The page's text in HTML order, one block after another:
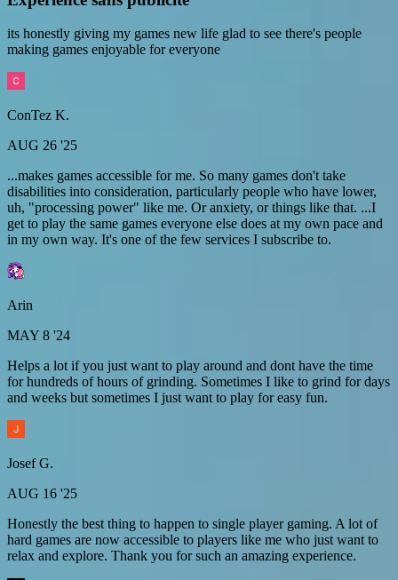
its honestly giving my games new life glad to see there's people
making games enjoyable for everyone
ConTez K.
AUG 26 '25
...makes games accessible for me. So many games don't take
disabilities into consideration, particularly people who have lower,
uh, "processing power" like me. Or anxiety, or things like that. ...I
get to play the same games everyone else does at my own pace and
in my own way. It's one of the few services I subscribe to.
Arin
MAY 8 '24
Helps a lot if you just want to play around and dont have the time
for hundreds of hours of grinding. Sometimes I like to grind for days
and weeks but sometimes I just want to play for easy fun.
Josef G.
AUG 16 '25
Honestly the best thing to happen to single player gaming. A lot of
hard games are now accessible to players like me who just want to
relax and explore. Thank you for such an amazing experience.